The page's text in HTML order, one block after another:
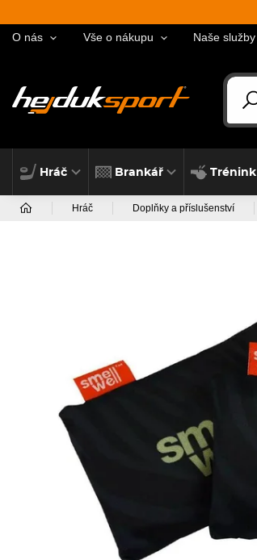
O nás Vše o nákupu Naše služby
Hráč Brankář Trénink
Hráč Doplňky a příslušenství